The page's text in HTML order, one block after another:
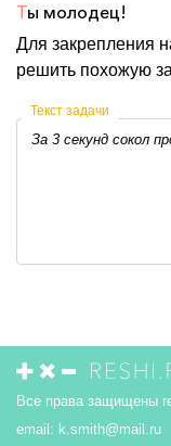
Ты молодец!
Для закрепления
решить похожую
Текст задачи
Все права защищены
email: k.smith@mail.ru